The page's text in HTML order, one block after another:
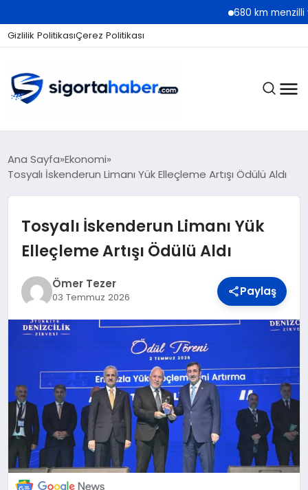
680 km menzilli yeni
Gizlilik PolitikasıÇerez Politikası
SIGORTA
EKONOMI
OTOMOBIL
KÜNYE
Ana Sayfa Ekonomi
Tosyalı İskenderun Limanı Yük Elleçleme Artışı Ödülü Aldı
Tosyalı İskenderun Limanı Yük
Elleçleme Artışı Ödülü Aldı
Ömer Tezer
03 Temmuz 2026 Paylaş